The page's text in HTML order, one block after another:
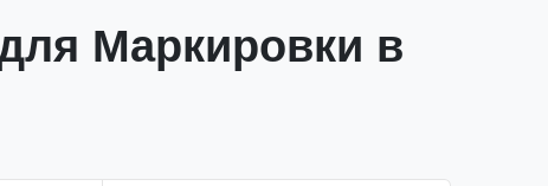
Маркировки в